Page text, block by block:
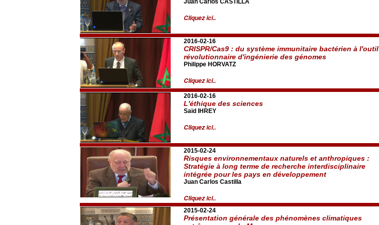
Cliquez ici..
2016-02-16
CRISPR/Cas9 : du système immunitaire bactérien à l'outil
révolutionnaire d'ingénierie des génomes
Philippe HORVATZ
Cliquez ici..
2016-02-16
L'éthique des sciences
Saïd IHREY
Cliquez ici..
2015-02-24
Risques environnementaux naturels et anthropiques :
Stratégie à long terme de recherche interdisciplinaire
intégrée pour les pays en développement
Juan Carlos Castilla
Cliquez ici..
2015-02-24
Présentation générale des phénomènes climatiques